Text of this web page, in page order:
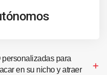
para
en su nicho y atraer